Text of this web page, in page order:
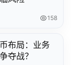
158
布局：业务
夺战？